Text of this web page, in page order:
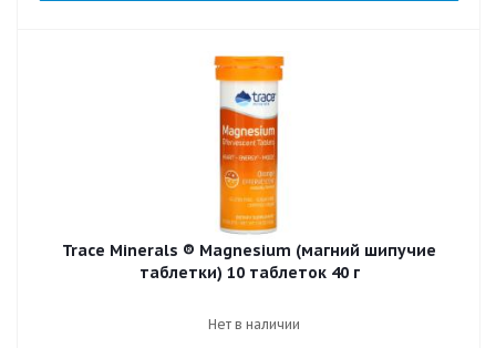
Trace Minerals ® Magnesium (магний шипучие
таблетки) 10 таблеток 40 г
Нет в наличии